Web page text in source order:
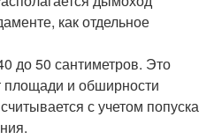
как отдельное
до 50 сантиметров. Это
площади и обширности
с учетом попуска